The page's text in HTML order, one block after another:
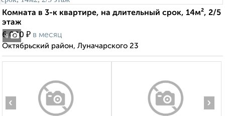
4
Комната в 3-к квартире, на длительный срок, 14м², 2/5
этаж
6 000 ₽ в месяц
Октябрьский район, Луначарского 23
‹ ›